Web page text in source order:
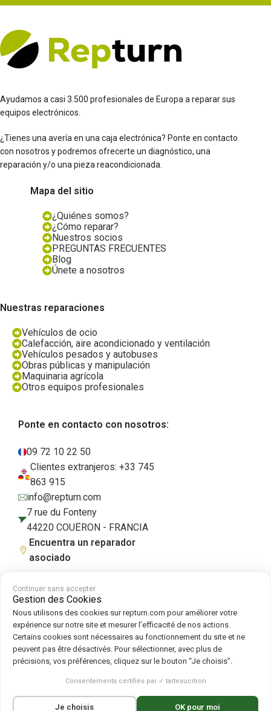
Ayudamos a casi 3.500 profesionales de Europa a reparar sus
equipos electrónicos.
¿Tienes una avería en una caja electrónica? Ponte en contacto
con nosotros y podremos ofrecerte un diagnóstico, una
reparación y/o una pieza reacondicionada.
Mapa del sitio
¿Quiénes somos?
¿Cómo reparar?
Nuestros socios
PREGUNTAS FRECUENTES
Blog
Únete a nosotros
Nuestras reparaciones
Vehículos de ocio
Calefacción, aire acondicionado y ventilación
Vehículos pesados y autobuses
Obras públicas y manipulación
Maquinaria agrícola
Otros equipos profesionales
Ponte en contacto con nosotros:
09 72 10 22 50
Clientes extranjeros: +33 745
863 915
info@repturn.com
7 rue du Fonteny
44220 COUËRON - FRANCIA
Encuentra un reparador
asociado
Condiciones generales de venta Aviso legal Política de privacidad
Cookies|Política de cookies
Síguenos en :
Repturn 2026
Continuer sans accepter
Gestion des Cookies
Nous utilisons des cookies sur repturn.com pour améliorer votre
expérience sur notre site et mesurer l’efficacité de nos actions.
Certains cookies sont nécessaires au fonctionnement du site et ne
peuvent pas être désactivés. Pour sélectionner, avec plus de
précisions, vos préférences, cliquez sur le bouton “Je choisis”.
Consentements certifiés par ✓ tarteaucitron
Je choisis OK pour moi
Français(Francés)